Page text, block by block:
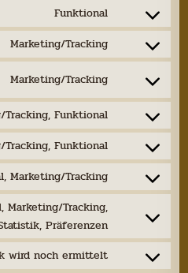
service
burst-
statistics
Funktional
Consent
service
wordpress
Marketing/Tracking
Consent
service
google-
fonts
Marketing/Tracking
Consent
to
service
google-
recaptcha
Tracking, Funktional
Consent
service
youtube
Tracking, Funktional
Consent
service
Marketing/Tracking
Consent
service
twitter
Marketing/Tracking,
Präferenzen
Consent
to
service
wird noch ermittelt
Consent